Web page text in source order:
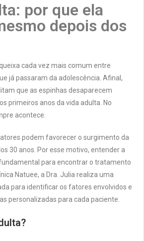
por que ela
depois dos
cada vez mais comum entre
já passaram da adolescência. Afinal,
que as espinhas desaparecem
primeiros anos da vida adulta. No
acontece.
podem favorecer o surgimento da
30 anos. Por esse motivo, entender a
para encontrar o tratamento
Natuee, a Dra. Julia realiza uma
para identificar os fatores envolvidos e
personalizadas para cada paciente.